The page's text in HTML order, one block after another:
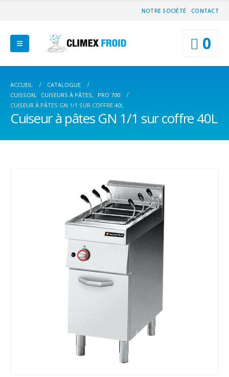
NOTRE SOCIÉTÉ CONTACT
0
ACCUEIL
CATALOGUE
CUISSON, CUISEURS À PÂTES,
PRO 700
CUISEUR À PÂTES GN 1/1 SUR COFFRE 40L
Cuiseur à pâtes GN 1/1 sur coffre 40L